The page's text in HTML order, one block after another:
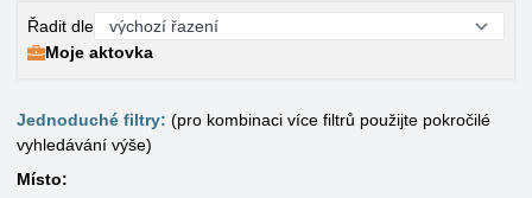
Řadit dle
Moje aktovka
Jednoduché filtry: (pro kombinaci více filtrů použijte pokročilé
vyhledávání výše)
Místo: